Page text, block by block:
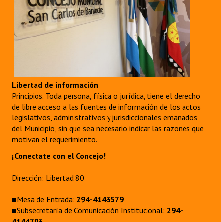
Libertad de información
Principios. Toda persona, física o jurídica, tiene el derecho
de libre acceso a las fuentes de información de los actos
legislativos, administrativos y jurisdiccionales emanados
del Municipio, sin que sea necesario indicar las razones que
motivan el requerimiento.
¡Conectate con el Concejo!
Dirección: Libertad 80
■Mesa de Entrada: 294-4143579
■Subsecretaría de Comunicación Institucional: 294-